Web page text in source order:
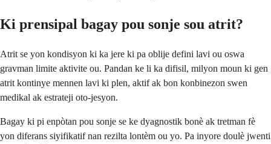
Ki prensipal bagay pou sonje sou atrit?
Atrit se yon kondisyon ki ka jere ki pa oblije defini lavi ou oswa
gravman limite aktivite ou. Pandan ke li ka difisil, milyon moun ki gen
atrit kontinye mennen lavi ki plen, aktif ak bon konbinezon swen
medikal ak estrateji oto-jesyon.
Bagay ki pi enpòtan pou sonje se ke dyagnostik bonè ak tretman fè
yon diferans siyifikatif nan rezilta lontèm ou yo. Pa inyore doulè jwenti